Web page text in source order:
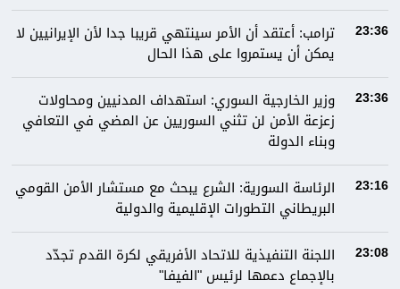
23:36
ترامب: أعتقد أن الأمر سينتهي قريبا جدا لأن الإيرانيين لا
يمكن أن يستمروا على هذا الحال
23:36
وزير الخارجية السوري: استهداف المدنيين ومحاولات
زعزعة الأمن لن تثني السوريين عن المضي في التعافي
وبناء الدولة
23:16
الرئاسة السورية: الشرع يبحث مع مستشار الأمن القومي
البريطاني التطورات الإقليمية والدولية
23:08
اللجنة التنفيذية للاتحاد الأفريقي لكرة القدم تجدّد
بالإجماع دعمها لرئيس "الفيفا"